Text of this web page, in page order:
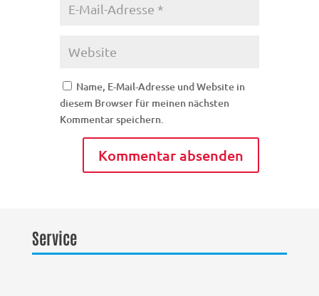
Name, E-Mail-Adresse und Website in
diesem Browser für meinen nächsten
Kommentar speichern.
Service